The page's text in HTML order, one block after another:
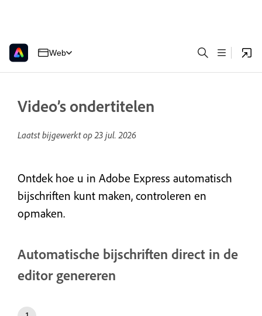
Web
Video’s ondertitelen
Laatst bijgewerkt op23 jul. 2026
Ontdek hoe u in Adobe Express automatisch
bijschriften kunt maken, controleren en
opmaken.
Automatische bijschriften direct in de
editor genereren